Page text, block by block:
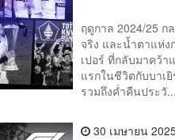
ฤดูกาล 2024/25 ก
จริง และน้ำตาแห่
เปอร์ ที่กลับมาคว้
แรกในชีวิตกับบาเ
รวมถึงค่ำคืนประวั...
30 เมษายน